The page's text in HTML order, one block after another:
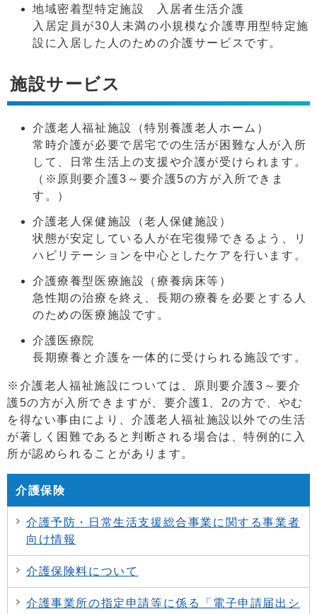
地域密着型特定施設 入居者生活介護
入居定員が30人未満の小規模な介護専用型特定施
設に入居した人のための介護サービスです。
施設サービス
介護老人福祉施設（特別養護老人ホーム）
常時介護が必要で居宅での生活が困難な人が入所
して、日常生活上の支援や介護が受けられます。
（※原則要介護3～要介護5の方が入所できま
す。）
介護老人保健施設（老人保健施設）
状態が安定している人が在宅復帰できるよう、リ
ハビリテーションを中心としたケアを行います。
介護療養型医療施設（療養病床等）
急性期の治療を終え、長期の療養を必要とする人
のための医療施設です。
介護医療院
長期療養と介護を一体的に受けられる施設です。
※介護老人福祉施設については、原則要介護3～要介
護5の方が入所できますが、要介護1、2の方で、やむ
を得ない事由により、介護老人福祉施設以外での生活
が著しく困難であると判断される場合は、特例的に入
所が認められることがあります。
介護保険
介護予防・日常生活支援総合事業に関する事業者
向け情報
介護保険料について
介護事業所の指定申請等に係る「電子申請届出シ